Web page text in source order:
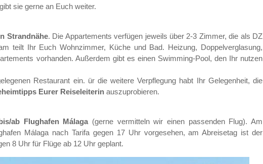
gibt sie gerne an Euch weiter.
Strandnähe. Die Appartements verfügen jeweils über 2-3 Zimmer, die als DZ
teilt Ihr Euch Wohnzimmer, Küche und Bad. Heizung, Doppelverglasung,
vorhanden. Außerdem gibt es einen Swimming-Pool, den Ihr nutzen
Restaurant ein. ür die weitere Verpflegung habt Ihr Gelegenheit, die
Eurer Reiseleiterin auszuprobieren.
ab Flughafen Málaga (gerne vermitteln wir einen passenden Flug). Am
Málaga nach Tarifa gegen 17 Uhr vorgesehen, am Abreisetag ist der
8 Uhr für Flüge ab 12 Uhr geplant.